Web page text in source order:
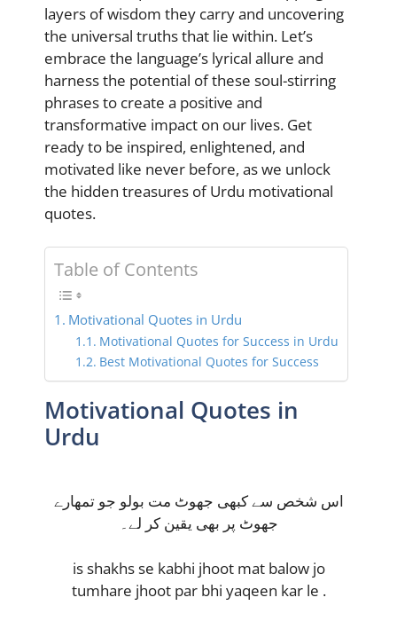
layers of wisdom they carry and uncovering
the universal truths that lie within. Let’s
embrace the language’s lyrical allure and
harness the potential of these soul-stirring
phrases to create a positive and
transformative impact on our lives. Get
ready to be inspired, enlightened, and
motivated like never before, as we unlock
the hidden treasures of Urdu motivational
quotes.
Table of Contents
Motivational Quotes in Urdu
Motivational Quotes for Success in Urdu
Best Motivational Quotes for Success
Motivational Quotes in
Urdu
اس شخص سے کبھی جھوٹ مت بولو جو تمھارے
جھوٹ پر بھی یقین کر لے۔
is shakhs se kabhi jhoot mat balow jo
tumhare jhoot par bhi yaqeen kar le .